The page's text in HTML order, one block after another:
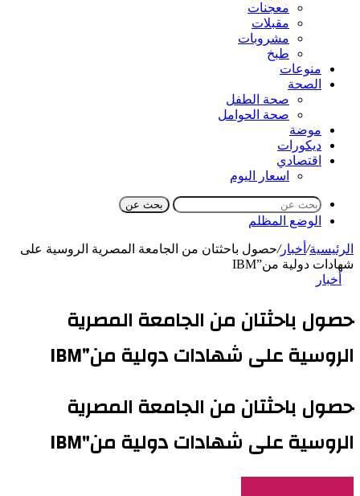
معجنات
مقبلات
مشروبات
طبخ
منوعات
الصحة
صحة الطفل
صحة الحوامل
موضة
ديكورات
اقتصادي
اسعار اليوم
بحث عن
الوضع المظلم
الرئيسية/ أخبار/حصول باحثتان من الجامعة المصرية الروسية على
شهادات دولية من”IBM
أخبار
حصول باحثتان من الجامعة المصرية
الروسية على شهادات دولية من”IBM
حصول باحثتان من الجامعة المصرية
الروسية على شهادات دولية من"IBM